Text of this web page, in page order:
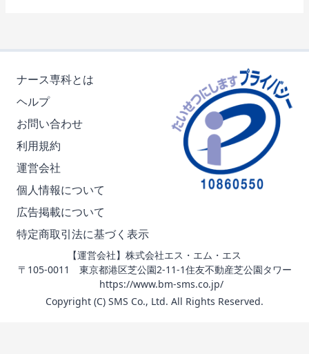
ナース専科とは
ヘルプ
お問い合わせ
利用規約
運営会社
個人情報について
広告掲載について
特定商取引法に基づく表示
【運営会社】株式会社エス・エム・エス
〒105-0011 東京都港区芝公園2-11-1住友不動産芝公園タワー
https://www.bm-sms.co.jp/
Copyright (C) SMS Co., Ltd. All Rights Reserved.